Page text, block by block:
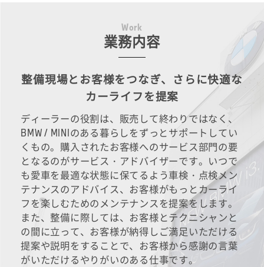
Work
業務内容
整備現場とお客様をつなぎ、さらに快適な
カーライフを提案
ディーラーの役割は、販売して終わりではなく、
BMW / MINIのある暮らしをずっとサポートしてい
くもの。購入されたお客様へのサービス部門の要
となるのがサービス・アドバイザーです。いつで
も愛車を最適な状態に保てるよう車検・点検メン
テナンスのアドバイス、お客様がもっとカーライ
フを楽しむためのメンテナンスを提案をします。
また、整備に際しては、お客様とテクニシャンと
の間に立って、お客様が納得しご満足いただける
提案や説明をすることで、お客様から感謝の言葉
がいただけるやりがいのある仕事です。